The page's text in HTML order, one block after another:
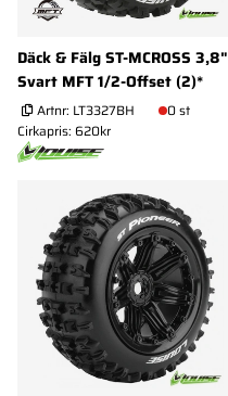
Däck & Fälg ST-MCROSS 3,8"
Svart MFT 1/2-Offset (2)*
Artnr: LT3327BH
0 st
Cirkapris: 620kr